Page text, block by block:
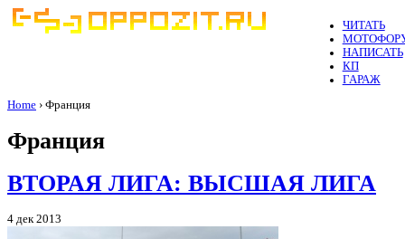
ЧИТАТЬ
НАПИСАТЬ
КП
ГАРАЖ
Home › Франция
Франция
ВТОРАЯ ЛИГА: ВЫСШАЯ ЛИГА
4 дек 2013